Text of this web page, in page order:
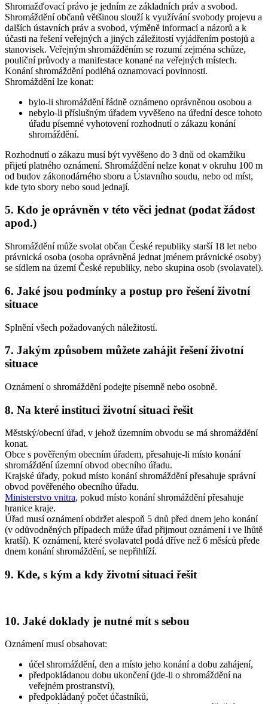
Shromažďovací právo je jedním ze základních práv a svobod.
Shromáždění občanů většinou slouží k využívání svobody projevu a
dalších ústavních práv a svobod, výměně informací a názorů a k
účasti na řešení veřejných a jiných záležitostí vyjádřením postojů a
stanovisek. Veřejným shromážděním se rozumí zejména schůze,
pouliční průvody a manifestace konané na veřejných místech.
Konání shromáždění podléhá oznamovací povinnosti.
Shromáždění lze konat:
bylo-li shromáždění řádně oznámeno oprávněnou osobou a
nebylo-li příslušným úřadem vyvěšeno na úřední desce tohoto
úřadu písemné vyhotovení rozhodnutí o zákazu konání
shromáždění.
Rozhodnutí o zákazu musí být vyvěšeno do 3 dnů od okamžiku
přijetí platného oznámení. Shromáždění nelze konat v okruhu 100 m
od budov zákonodárného sboru a Ústavního soudu, nebo od míst,
kde tyto sbory nebo soud jednají.
5. Kdo je oprávněn v této věci jednat (podat žádost
apod.)
Shromáždění může svolat občan České republiky starší 18 let nebo
právnická osoba (osoba oprávněná jednat jménem právnické osoby)
se sídlem na území České republiky, nebo skupina osob (svolavatel).
6. Jaké jsou podmínky a postup pro řešení životní
situace
Splnění všech požadovaných náležitostí.
7. Jakým způsobem můžete zahájit řešení životní
situace
Oznámení o shromáždění podejte písemně nebo osobně.
8. Na které instituci životní situaci řešit
Městský/obecní úřad, v jehož územním obvodu se má shromáždění
konat.
Obce s pověřeným obecním úřadem, přesahuje-li místo konání
shromáždění územní obvod obecního úřadu.
Krajské úřady, pokud místo konání shromáždění přesahuje správní
obvod pověřeného obecního úřadu.
Ministerstvo vnitra, pokud místo konání shromáždění přesahuje
hranice kraje.
Úřad musí oznámení obdržet alespoň 5 dnů před dnem jeho konání
(v odůvodněných případech může úřad přijmout oznámení i ve lhůtě
kratší). K oznámení, které svolavatel podá dříve než 6 měsíců přede
dnem konání shromáždění, se nepřihlíží.
9. Kde, s kým a kdy životní situaci řešit
10. Jaké doklady je nutné mít s sebou
Oznámení musí obsahovat:
účel shromáždění, den a místo jeho konání a dobu zahájení,
předpokládanou dobu ukončení (jde-li o shromáždění na
veřejném prostranství),
předpokládaný počet účastníků,